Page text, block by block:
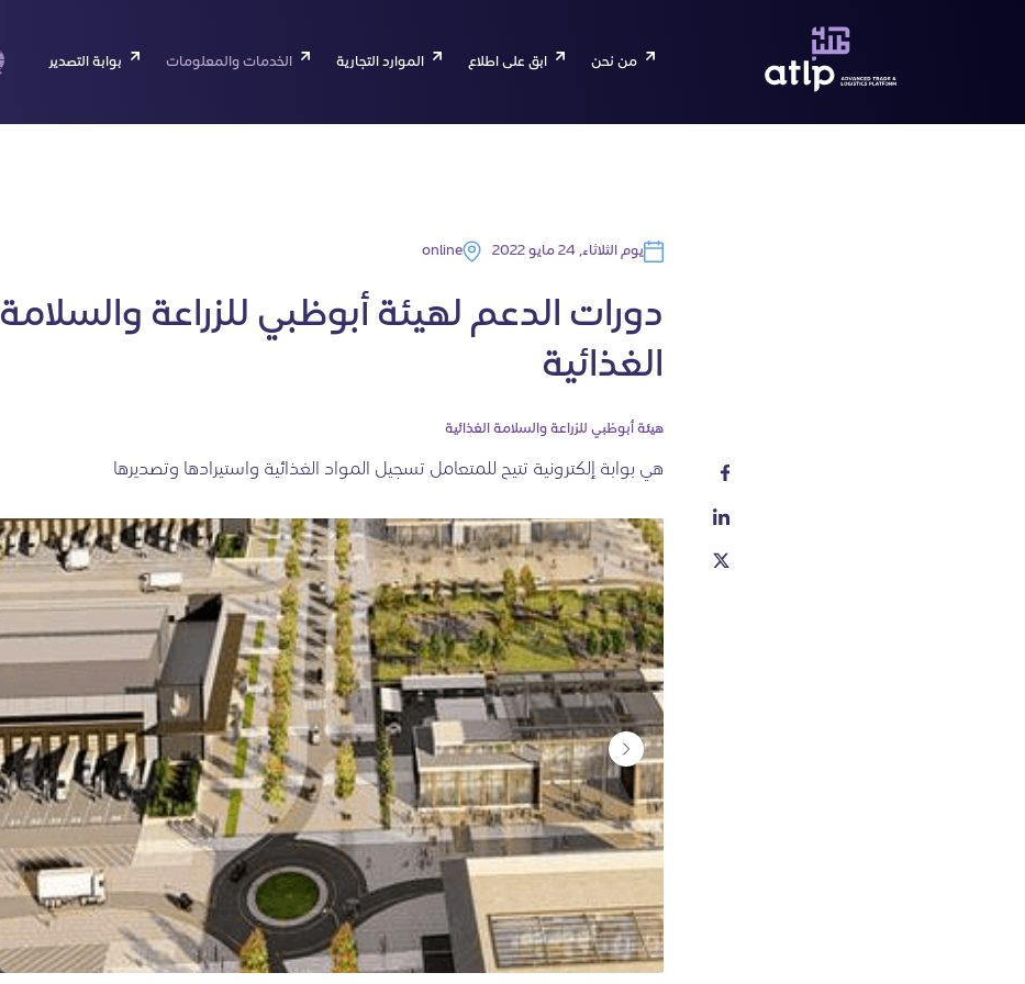
من نحن ابق على اطلاع الموارد التجارية الخدمات والمعلومات بوابة التصدير
يوم الثلاثاء, 24 مايو 2022 online
دورات الدعم لهيئة أبوظبي للزراعة والسلامة
الغذائية
هيئة أبوظبي للزراعة والسلامة الغذائية
هي بوابة إلكترونية تتيح للمتعامل تسجيل المواد الغذائية واستيرادها وتصديرها